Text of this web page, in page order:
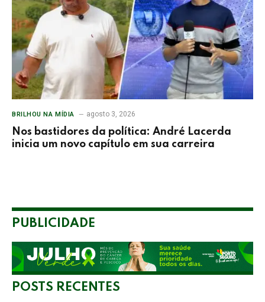
BRILHOU NA MÍDIA agosto 3, 2026
Nos bastidores da política: André Lacerda
inicia um novo capítulo em sua carreira
PUBLICIDADE
POSTS RECENTES